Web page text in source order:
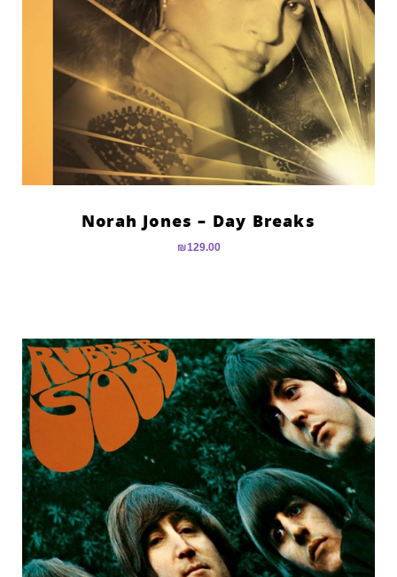
Norah Jones – Day Breaks
₪129.00